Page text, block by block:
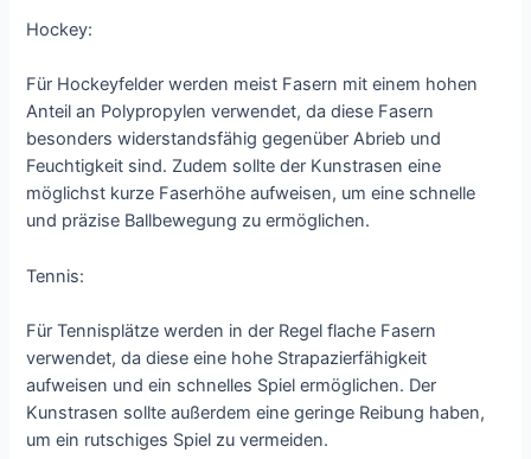
Hockey:
Für Hockeyfelder werden meist Fasern mit einem hohen
Anteil an Polypropylen verwendet, da diese Fasern
besonders widerstandsfähig gegenüber Abrieb und
Feuchtigkeit sind. Zudem sollte der Kunstrasen eine
möglichst kurze Faserhöhe aufweisen, um eine schnelle
und präzise Ballbewegung zu ermöglichen.
Tennis:
Für Tennisplätze werden in der Regel flache Fasern
verwendet, da diese eine hohe Strapazierfähigkeit
aufweisen und ein schnelles Spiel ermöglichen. Der
Kunstrasen sollte außerdem eine geringe Reibung haben,
um ein rutschiges Spiel zu vermeiden.